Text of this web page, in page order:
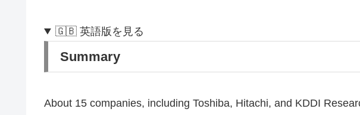
🇬🇧 英語版を見る
Summary
About 15 companies, including Toshiba, Hitachi, and KDDI